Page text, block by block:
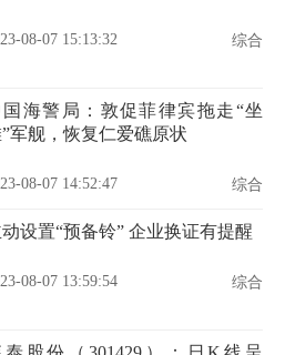
08-07 15:13:32 综合
国海警局：敦促菲律宾拖走“坐
军舰，恢复仁爱礁原状
08-07 14:52:47 综合
设置“预备铃” 企业换证有提醒
08-07 13:59:54 综合